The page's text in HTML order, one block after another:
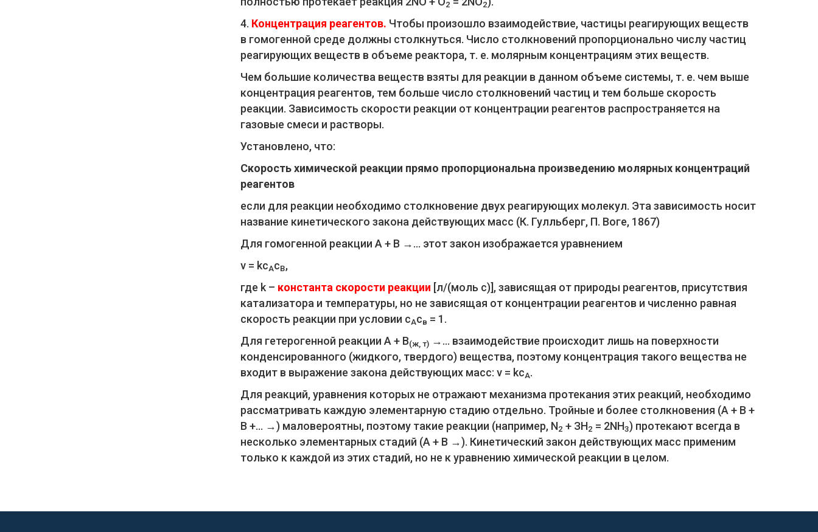
2 2
4. Концентрация реагентов. Чтобы произошло взаимодействие, частицы реагирующих веществ
в гомогенной среде должны столкнуться. Число столкновений пропорционально числу частиц
реагирующих веществ в объеме реактора, т. е. молярным концентрациям этих веществ.
Чем большие количества веществ взяты для реакции в данном объеме системы, т. е. чем выше
концентрация реагентов, тем больше число столкновений частиц и тем больше скорость
реакции. Зависимость скорости реакции от концентрации реагентов распространяется на
газовые смеси и растворы.
Установлено, что:
Скорость химической реакции прямо пропорциональна произведению молярных концентраций
реагентов
если для реакции необходимо столкновение двух реагирующих молекул. Эта зависимость носит
название кинетического закона действующих масс (К. Гулльберг, П. Воге, 1867)
Для гомогенной реакции А + В →… этот закон изображается уравнением
ν = kcAcB,
где k – константа скорости реакции [л/(моль с)], зависящая от природы реагентов, присутствия
катализатора и температуры, но не зависящая от концентрации реагентов и численно равная
скорость реакции при условии сАсв = 1.
Для гетерогенной реакции А + В(ж, т)→… взаимодействие происходит лишь на поверхности
конденсированного (жидкого, твердого) вещества, поэтому концентрация такого вещества не
входит в выражение закона действующих масс: ν = kcA.
Для реакций, уравнения которых не отражают механизма протекания этих реакций, необходимо
рассматривать каждую элементарную стадию отдельно. Тройные и более столкновения (А + В +
В +… →) маловероятны, поэтому такие реакции (например, N2 + ЗН2 = 2NH3) протекают всегда в
несколько элементарных стадий (А + В →). Кинетический закон действующих масс применим
только к каждой из этих стадий, но не к уравнению химической реакции в целом.